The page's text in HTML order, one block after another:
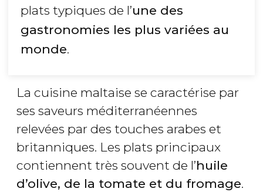
plats typiques de l’une des
gastronomies les plus variées au
monde.
La cuisine maltaise se caractérise par
ses saveurs méditerranéennes
relevées par des touches arabes et
britanniques. Les plats principaux
contiennent très souvent de l’huile
d’olive, de la tomate et du fromage.